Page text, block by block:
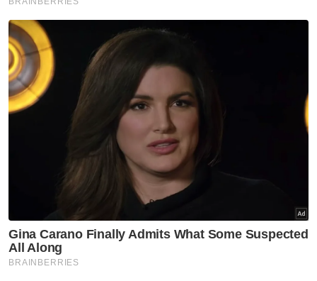
"Susulan itu, terdapat mangsa yang tidak
tahan telah melarikan diri dan membuat
aduan di pihak Kedutaan Indonesia sebelum
laporan siasatan dilakukan," katanya.
Tegasnya, ketiga-tiga suspek kini direman
tujuh hari sehingga Khamis depan untuk
siasatan di bawah Seksyen 12 ATIPSOM 2007.
Muat turun aplikasi Sinar Harian.
Harap bantu kajian selidik kami dan
dapatkan baucar tunai.
Di manakah anda tinggal?
Johor